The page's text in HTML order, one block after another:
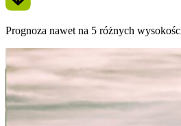
Prognoza nawet na 5 różnych